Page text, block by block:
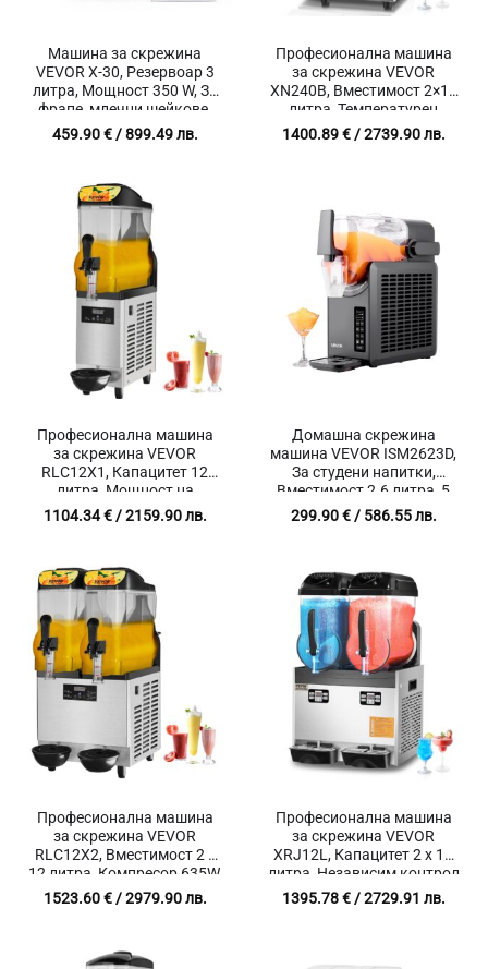
Машина за скрежина
VEVOR X-30, Резервоар 3
литра, Мощност 350 W, За
фрапе, млечни шейкове,
коктейли и други
замразени напитки
459.90€/ 899.49 лв.
Професионална машина
за скрежина VEVOR
XN240B, Вместимост 2×12
литра, Температурен
диапазон от -15℃ до 10℃
1400.89€/ 2739.90 лв.
Професионална машина
за скрежина VEVOR
RLC12X1, Капацитет 12
литра, Мощност на
компресора 390W
1104.34€/ 2159.90 лв.
Домашна скрежина
машина VEVOR ISM2623D,
За студени напитки,
Вместимост 2.6 литра, 5
програми, Автоматично
почистване
299.90€/ 586.55 лв.
Професионална машина
за скрежина VEVOR
RLC12X2, Вместимост 2 x
12 литра, Компресор 635W,
Функция за
самопочистване
1523.60€/ 2979.90 лв.
Професионална машина
за скрежина VEVOR
XRJ12L, Капацитет 2 x 12
литра, Независим контрол
на камерите, Работен
диапазон от -15℃ до 15℃
1395.78€/ 2729.91 лв.